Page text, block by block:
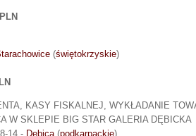
(świętokrzyskie)
KASY FISKALNEJ, WYKŁADANIE
W SKLEPIE BIG STAR GALERIA DĘBICKA
14 - Dębica (podkarpackie)